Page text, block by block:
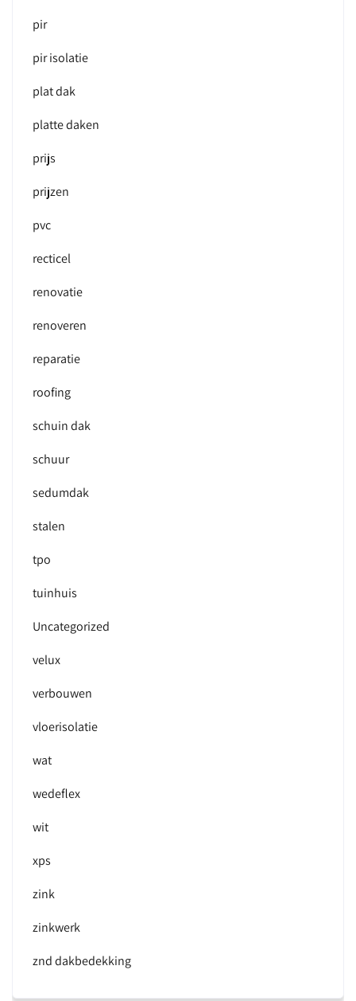
pir
pir isolatie
plat dak
platte daken
prijs
prijzen
pvc
recticel
renovatie
renoveren
reparatie
roofing
schuin dak
schuur
sedumdak
stalen
tpo
tuinhuis
Uncategorized
velux
verbouwen
vloerisolatie
wat
wedeflex
wit
xps
zink
zinkwerk
znd dakbedekking